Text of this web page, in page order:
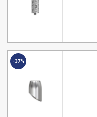
-37%